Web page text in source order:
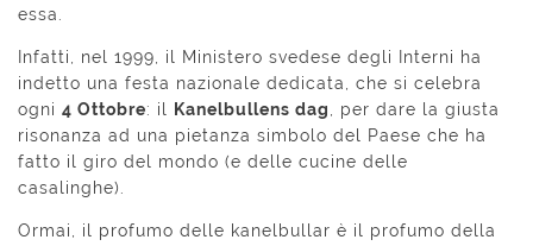
essa.
Infatti, nel 1999, il Ministero svedese degli Interni ha
indetto una festa nazionale dedicata, che si celebra
ogni 4 Ottobre: il Kanelbullens dag, per dare la giusta
risonanza ad una pietanza simbolo del Paese che ha
fatto il giro del mondo (e delle cucine delle
casalinghe).
Ormai, il profumo delle kanelbullar è il profumo della